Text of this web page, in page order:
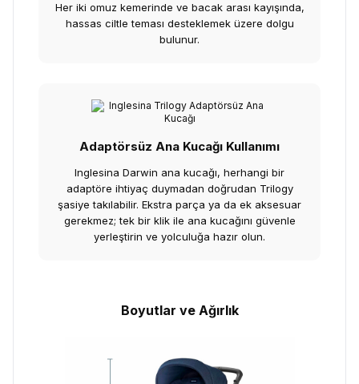
Her iki omuz kemerinde ve bacak arası kayışında,
hassas ciltle teması desteklemek üzere dolgu
bulunur.
Adaptörsüz Ana Kucağı Kullanımı
Inglesina Darwin ana kucağı, herhangi bir
adaptöre ihtiyaç duymadan doğrudan Trilogy
şasiye takılabilir. Ekstra parça ya da ek aksesuar
gerekmez; tek bir klik ile ana kucağını güvenle
yerleştirin ve yolculuğa hazır olun.
Boyutlar ve Ağırlık